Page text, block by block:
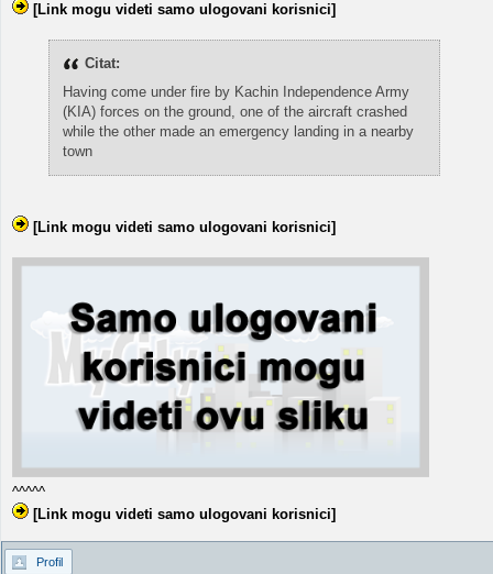
[Link mogu videti samo ulogovani korisnici]
Citat:
Having come under fire by Kachin Independence Army
(KIA) forces on the ground, one of the aircraft crashed
while the other made an emergency landing in a nearby
town
[Link mogu videti samo ulogovani korisnici]
^^^^^
[Link mogu videti samo ulogovani korisnici]
Profil